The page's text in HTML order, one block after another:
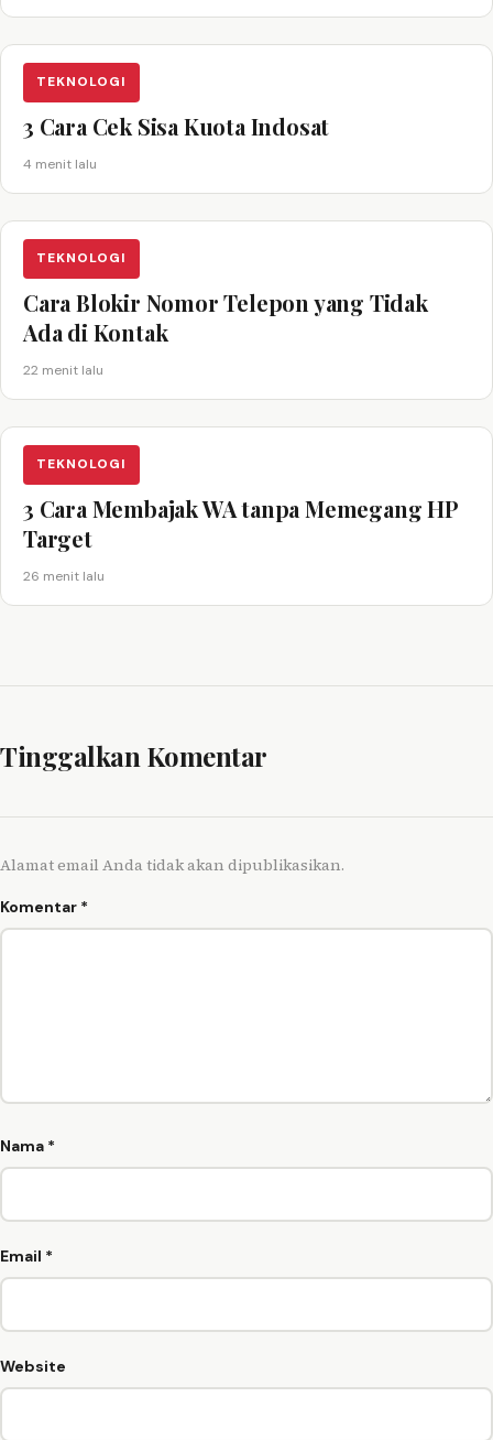
TEKNOLOGI
3 Cara Cek Sisa Kuota Indosat
4 menit lalu
TEKNOLOGI
Cara Blokir Nomor Telepon yang Tidak
Ada di Kontak
22 menit lalu
TEKNOLOGI
3 Cara Membajak WA tanpa Memegang HP
Target
26 menit lalu
Tinggalkan Komentar
Alamat email Anda tidak akan dipublikasikan.
Komentar *
Nama *
Email *
Website